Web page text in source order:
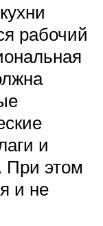
рабочий
и
При этом
и не